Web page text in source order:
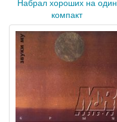
Набрал хороших на один
компакт